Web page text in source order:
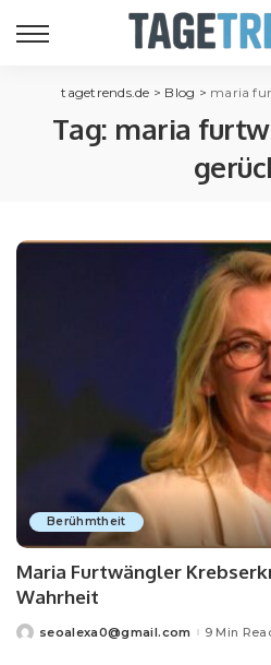
tagetrends.de > Blog > maria
Tag: maria
Berühmtheit
Maria Furtwängler
Wahrheit
seoalexa0@gmail.com 9 Min